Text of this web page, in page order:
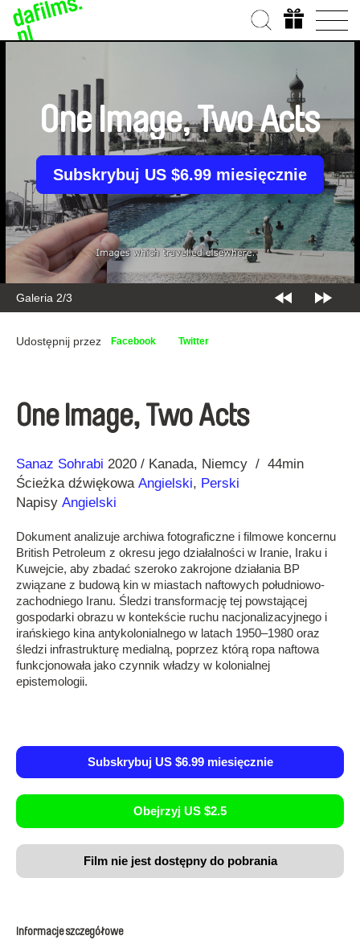
Galeria 2/3
One Image, Two Acts
Subskrybuj US $6.99 miesięcznie
Udostępnij przez Facebook Twitter
One Image, Two Acts
Reżyseria
Sanaz Sohrabi
Rok 2020 Kanada Niemcy
44min
Ścieżka dźwiękowa Angielski, Perski
Napisy Angielski
Dokument analizuje archiwa fotograficzne i filmowe koncernu
British Petroleum z okresu jego działalności w Iranie, Iraku i
Kuwejcie, aby zbadać szeroko zakrojone działania BP
związane z budową kin w miastach naftowych południowo-
zachodniego Iranu. Śledzi transformację tej powstającej
gospodarki obrazu w kontekście ruchu nacjonalizacyjnego i
irańskiego kina antykolonialnego w latach 1950–1980 oraz
śledzi infrastrukturę medialną, poprzez którą ropa naftowa
funkcjonowała jako czynnik władzy w kolonialnej
epistemologii.
Subskrybuj US $6.99 miesięcznie
Obejrzyj US $2.5
Film nie jest dostępny do pobrania
Informacje szczegółowe